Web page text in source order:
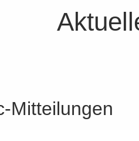
Mitteilungen